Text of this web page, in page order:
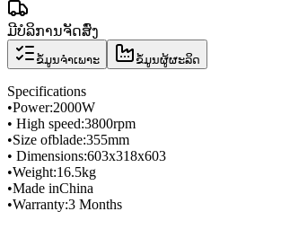
ມີບໍລິການຈັດສົ່ງ
ຂໍ້ມູນຈຳເພາະ ຂໍ້ມູນຜູ້ຜະລິດ
Specifications
•Power:2000W
• High speed:3800rpm
•Size ofblade:355mm
• Dimensions:603x318x603
•Weight:16.5kg
•Made inChina
•Warranty:3 Months